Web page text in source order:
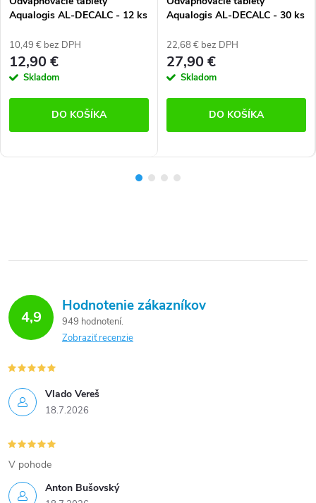
Aqualogis AL-DECALC - 12 ks
10,49 € bez DPH
12,90 €
Skladom
DO KOŠÍKA
Aqualogis AL-DECALC - 30 ks
22,68 € bez DPH
27,90 €
Skladom
DO KOŠÍKA
4,9
Hodnotenie zákazníkov
949 hodnotení
Zobraziť recenzie
Vlado Vereš
18.7.2026
Anton Bušovský
V pohode